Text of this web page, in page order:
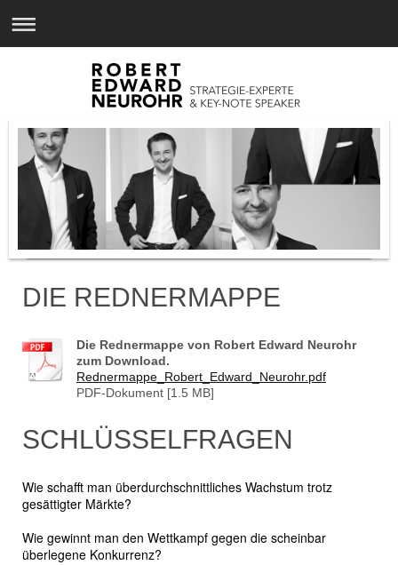
DIE REDNERMAPPE
Die Rednermappe von Robert Edward Neurohr
zum Download.
Rednermappe_Robert_Edward_Neurohr.pdf
PDF-Dokument [1.5 MB]
SCHLÜSSELFRAGEN
Wie schafft man überdurchschnittliches Wachstum trotz
gesättigter Märkte?
Wie gewinnt man den Wettkampf gegen die scheinbar
überlegene Konkurrenz?